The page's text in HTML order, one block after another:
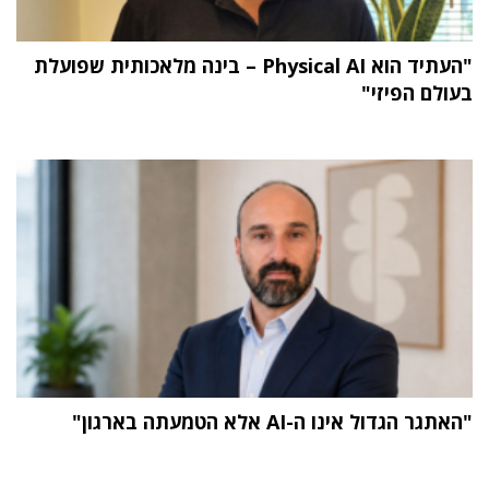
"העתיד הוא Physical AI – בינה מלאכותית שפועלת
בעולם הפיזי"
"האתגר הגדול אינו ה-AI אלא הטמעתה בארגון"